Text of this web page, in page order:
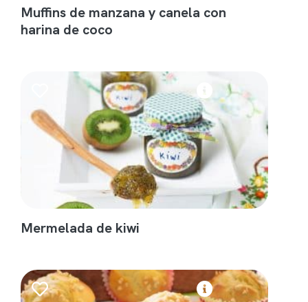
Muffins de manzana y canela con
harina de coco
Mermelada de kiwi